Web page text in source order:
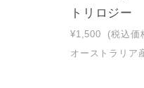
トリロジー
¥1,500 (税込価